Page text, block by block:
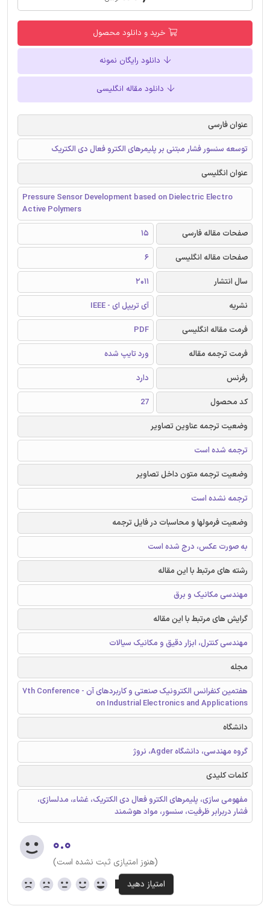
خرید و دانلود محصول
دانلود رایگان نمونه
دانلود مقاله انگلیسی
عنوان فارسی
توسعه سنسور فشار مبتنی بر پلیمرهای الکترو فعال دی الکتریک
عنوان انگلیسی
Pressure Sensor Development based on Dielectric Electro
Active Polymers
صفحات مقاله فارسی
15
صفحات مقاله انگلیسی
6
سال انتشار
2011
نشریه
آی تریپل ای - IEEE
فرمت مقاله انگلیسی
PDF
فرمت ترجمه مقاله
ورد تایپ شده
رفرنس
دارد
کد محصول
27
وضعیت ترجمه عناوین تصاویر
ترجمه شده است
وضعیت ترجمه متون داخل تصاویر
ترجمه نشده است
وضعیت فرمولها و محاسبات در فایل ترجمه
به صورت عکس، درج شده است
رشته های مرتبط با این مقاله
مهندسی مکانیک و برق
گرایش های مرتبط با این مقاله
مهندسی کنترل، ابزار دقیق و مکانیک سیالات
مجله
هفتمین کنفرانس الکترونیک صنعتی و کاربردهای آن - 7th Conference
on Industrial Electronics and Applications
دانشگاه
گروه مهندسی، دانشگاه Agder، نروژ
کلمات کلیدی
مفهومی سازی، پلیمرهای الکترو فعال دی الکتریک، غشاء، مدلسازی،
فشار دربرابر ظرفیت، سنسور، مواد هوشمند
۰.۰
(هنوز امتیازی ثبت نشده است)